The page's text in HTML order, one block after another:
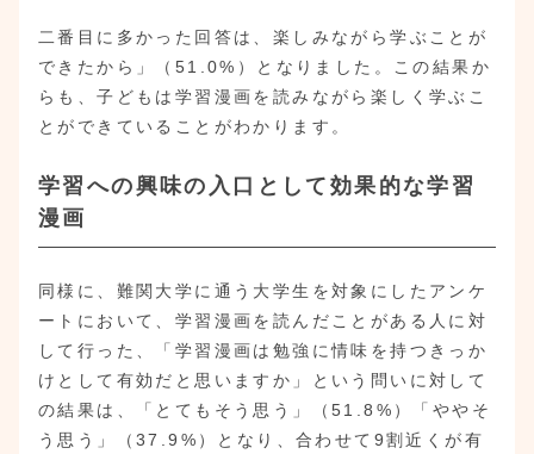
二番目に多かった回答は、楽しみながら学ぶことが
できたから」（51.0%）となりました。この結果か
らも、子どもは学習漫画を読みながら楽しく学ぶこ
とができていることがわかります。
学習への興味の入口として効果的な学習
漫画
同様に、難関大学に通う大学生を対象にしたアンケ
ートにおいて、学習漫画を読んだことがある人に対
して行った、「学習漫画は勉強に情味を持つきっか
けとして有効だと思いますか」という問いに対して
の結果は、「とてもそう思う」（51.8%）「ややそ
う思う」（37.9%）となり、合わせて9割近くが有